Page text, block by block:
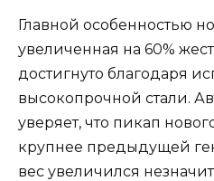
Главной особенностью
увеличенная на 60%
достигнуто благодаря
высокопрочной стали.
уверяет, что пикап
крупнее предыдущей
вес увеличился